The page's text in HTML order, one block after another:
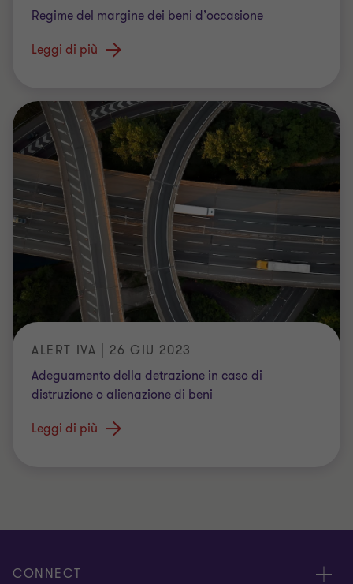
Regime del margine dei beni d’occasione
Leggi di più
ALERT IVA | 26 GIU 2023
Adeguamento della detrazione in caso di
distruzione o alienazione di beni
Leggi di più
CONNECT